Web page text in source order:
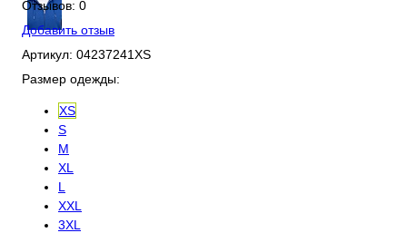
Отзывов: 0
Добавить отзыв
Артикул: 04237241XS
Размер одежды:
XS
S
M
XL
L
XXL
3XL